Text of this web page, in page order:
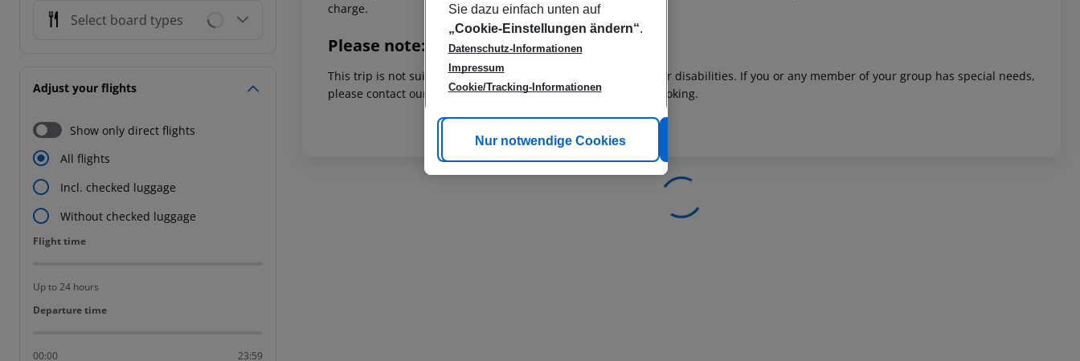
Select board types
Adjust your flights
Show only direct flights
All flights
Incl. checked luggage
Without checked luggage
Flight time
Flight time
Up to 24 hours
Departure time
Departure time
00:00 23:59
charge.
Please note:
This trip is not suitable for passengers with reduced mobility or disabilities. If you or any member of your group has special needs,
please contact our customer service before confirming your booking.
Sie dazu einfach unten auf
„Cookie-Einstellungen ändern“.
Datenschutz-Informationen
Impressum
Cookie/Tracking-Informationen
Cookie anpassen
Nur notwendige Cookies